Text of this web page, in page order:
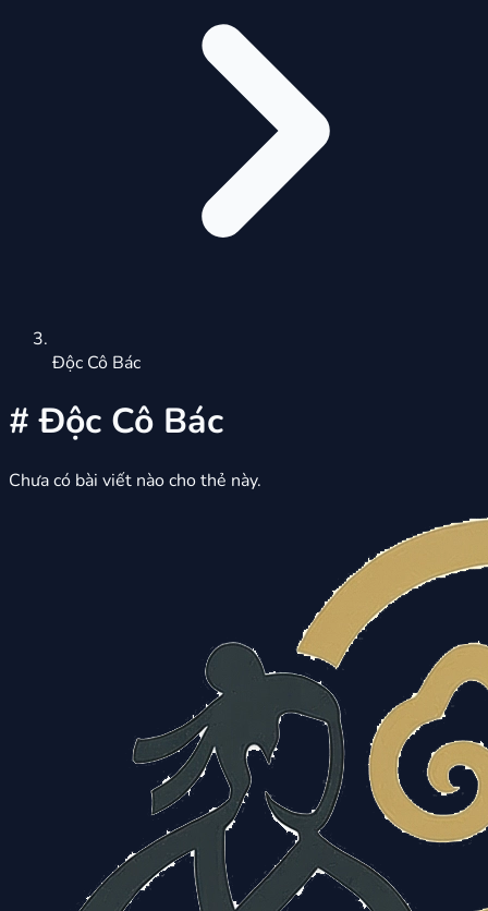
Độc Cô Bác
# Độc Cô Bác
Chưa có bài viết nào cho thẻ này.